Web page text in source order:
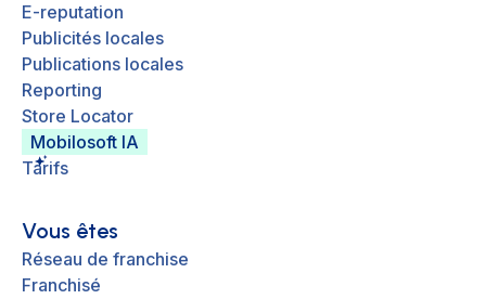
E-reputation
Publicités locales
Publications locales
Reporting
Store Locator
Mobilosoft IA
Tarifs
Vous êtes
Réseau de franchise
Franchisé